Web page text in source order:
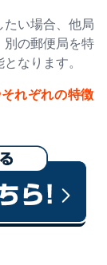
い場合、他局
別の郵便局を特
なります。
れぞれの特徴